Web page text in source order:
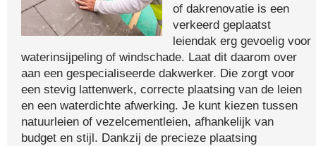
of dakrenovatie is een
verkeerd geplaatst
leiendak erg gevoelig voor
waterinsijpeling of windschade. Laat dit daarom over
aan een gespecialiseerde dakwerker. Die zorgt voor
een stevig lattenwerk, correcte plaatsing van de leien
en een waterdichte afwerking. Je kunt kiezen tussen
natuurleien of vezelcementleien, afhankelijk van
budget en stijl. Dankzij de precieze plaatsing